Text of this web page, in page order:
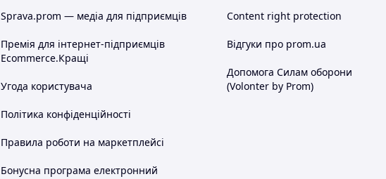
Sprava.prom — медіа для підприємців
Премія для інтернет-підприємців
Ecommerce.Кращі
Угода користувача
Політика конфіденційності
Правила роботи на маркетплейсі
Бонусна програма електронний
Content right protection
Відгуки про prom.ua
Допомога Силам оборони
(Volonter by Prom)